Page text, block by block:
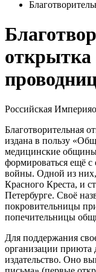
открытка
Российская Империя
Благотворительная
издана в пользу
медицинские общины
формироваться ещё
войны. Одной из
Красного Креста, и
Петербурге. Своё
покровительницы
попечительницы
Для поддержания
организации приюта
издательство. Оно